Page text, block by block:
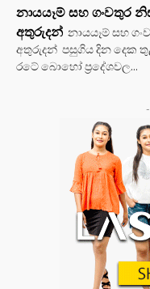
නායයෑම් සහ ගංවතුර
අතුරුදන් නායයෑම් සහ
අතුරුදන් පසුගිය දින දෙක
රටේ බොහෝ ප්‍රදේශවල...